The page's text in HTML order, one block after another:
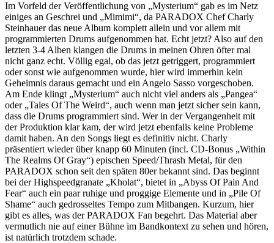
Im Vorfeld der Veröffentlichung von „Mysterium“ gab es im Netz
einiges an Geschrei und „Mimimi“, da PARADOX Chef Charly
Steinhauer das neue Album komplett allein und vor allem mit
programmierten Drums aufgenommen hat. Echt jetzt? Also auf den
letzten 3-4 Alben klangen die Drums in meinen Ohren öfter mal
nicht ganz echt. Völlig egal, ob das jetzt getriggert, programmiert
oder sonst wie aufgenommen wurde, hier wird immerhin kein
Geheimnis daraus gemacht und ein Angelo Sasso vorgeschoben.
Am Ende klingt „Mysterium“ auch nicht viel anders als „Pangea“
oder „Tales Of The Weird“, auch wenn man jetzt sicher sein kann,
dass die Drums programmiert sind. Wer in der Vergangenheit mit
der Produktion klar kam, der wird jetzt ebenfalls keine Probleme
damit haben. An den Songs liegt es definitiv nicht. Charly
präsentiert wieder über knapp 60 Minuten (incl. CD-Bonus „Within
The Realms Of Gray“) epischen Speed/Thrash Metal, für den
PARADOX schon seit den späten 80er bekannt sind. Das beginnt
bei der Highspeedgranate „Kholat“, bietet in „Abyss Of Pain And
Fear“ auch ein paar ruhige und proggige Elemente und in „Pile Of
Shame“ auch gedrosseltes Tempo zum Mitbangen. Kurzum, hier
gibt es alles, was der PARADOX Fan begehrt. Das Material aber
vermutlich nie auf einer Bühne im Bandkontext zu sehen und hören,
ist natürlich trotzdem schade.